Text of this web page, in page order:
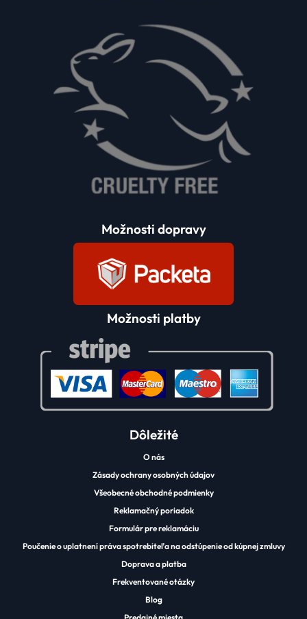
Dôležité
O nás
Zásady ochrany osobných údajov
Všeobecné obchodné podmienky
Reklamačný poriadok
Formulár pre reklamáciu
Poučenie o uplatnení práva spotrebiteľa na odstúpenie od kúpnej zmluvy
Doprava a platba
Frekventované otázky
Blog
Možnosti dopravy
Možnosti platby